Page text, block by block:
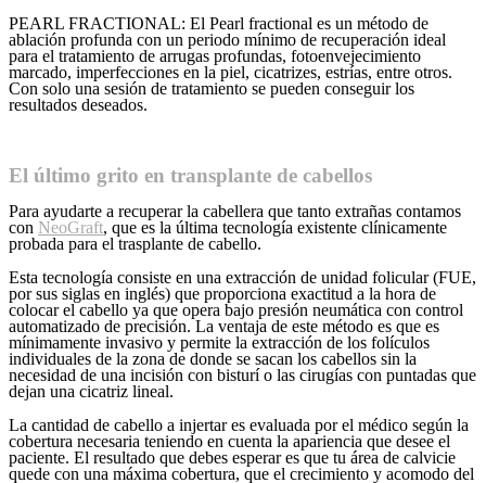
PEARL FRACTIONAL: El Pearl fractional es un método de
ablación profunda con un periodo mínimo de recuperación ideal
para el tratamiento de arrugas profundas, fotoenvejecimiento
marcado, imperfecciones en la piel, cicatrizes, estrías, entre otros.
Con solo una sesión de tratamiento se pueden conseguir los
resultados deseados.
El último grito en transplante de cabellos
Para ayudarte a recuperar la cabellera que tanto extrañas contamos
con NeoGraft, que es la última tecnología existente clínicamente
probada para el trasplante de cabello.
Esta tecnología consiste en una extracción de unidad folicular (FUE,
por sus siglas en inglés) que proporciona exactitud a la hora de
colocar el cabello ya que opera bajo presión neumática con control
automatizado de precisión. La ventaja de este método es que es
mínimamente invasivo y permite la extracción de los folículos
individuales de la zona de donde se sacan los cabellos sin la
necesidad de una incisión con bisturí o las cirugías con puntadas que
dejan una cicatriz lineal.
La cantidad de cabello a injertar es evaluada por el médico según la
cobertura necesaria teniendo en cuenta la apariencia que desee el
paciente. El resultado que debes esperar es que tu área de calvicie
quede con una máxima cobertura, que el crecimiento y acomodo del